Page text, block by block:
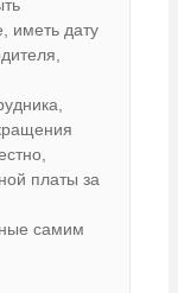
иметь дату
платы за
самим